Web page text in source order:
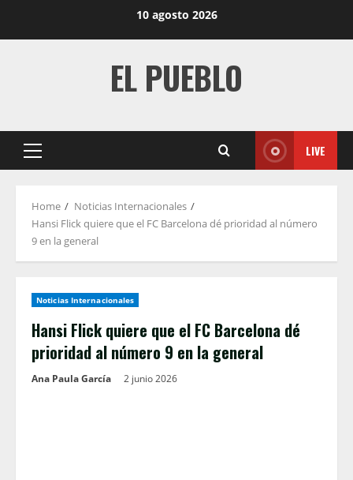
10 agosto 2026
EL PUEBLO
Primary
LIVE
Home
Noticias Internacionales
Hansi Flick quiere que el FC Barcelona dé prioridad al número
9 en la general
Noticias Internacionales
Hansi Flick quiere que el FC Barcelona dé
prioridad al número 9 en la general
Ana Paula García 2 junio 2026